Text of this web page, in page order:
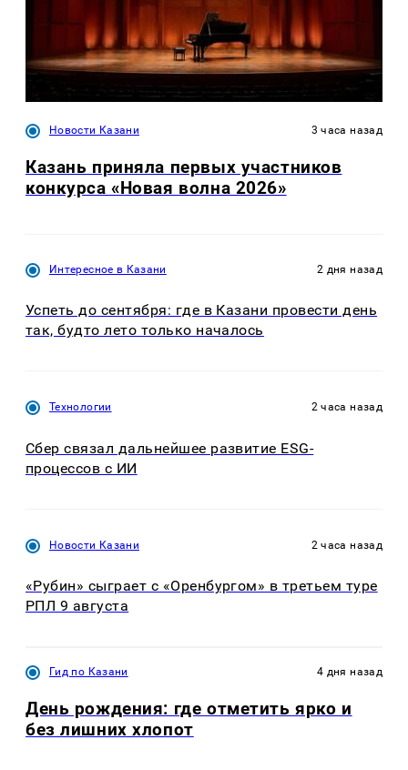
Новости Казани 3 часа назад
Казань приняла первых участников
конкурса «Новая волна 2026»
Интересное в Казани 2 дня назад
Успеть до сентября: где в Казани провести день
так, будто лето только началось
Технологии 2 часа назад
Сбер связал дальнейшее развитие ESG-
процессов с ИИ
Новости Казани 2 часа назад
«Рубин» сыграет с «Оренбургом» в третьем туре
РПЛ 9 августа
Гид по Казани 4 дня назад
День рождения: где отметить ярко и
без лишних хлопот